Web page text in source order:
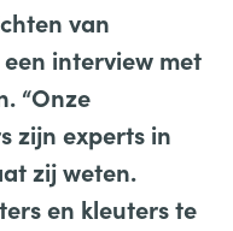
van
interview met
“Onze
zijn experts in
zij weten.
en kleuters te